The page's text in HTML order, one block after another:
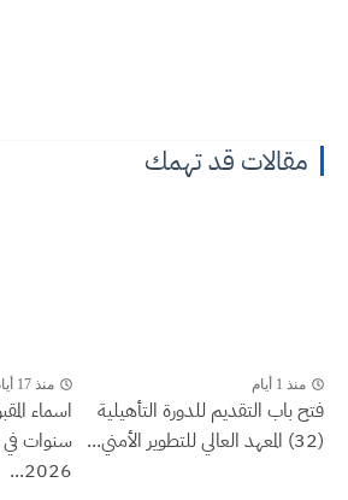
مقالات قد تهمك
منذ 1 أيام
فتح باب التقديم للدورة التأهيلية
(32) المعهد العالي للتطوير الأمني...
منذ 17 أيام
سنوات
2026...